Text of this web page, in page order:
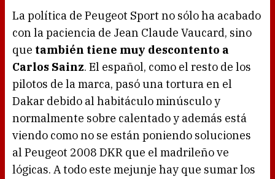
La política de Peugeot Sport no sólo ha acabado
con la paciencia de Jean Claude Vaucard, sino
que también tiene muy descontento a
Carlos Sainz. El español, como el resto de los
pilotos de la marca, pasó una tortura en el
Dakar debido al habitáculo minúsculo y
normalmente sobre calentado y además está
viendo como no se están poniendo soluciones
al Peugeot 2008 DKR que el madrileño ve
lógicas. A todo este mejunje hay que sumar los